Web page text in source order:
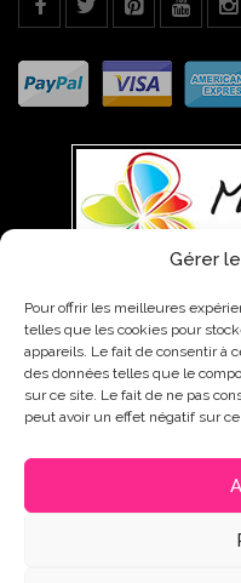
Gérer
Pour offrir les meilleures
telles que les cookies pour
appareils. Le fait de consentir à
des données telles que le
sur ce site. Le fait de ne pas
peut avoir un effet négatif sur
WEST INDIES TRADING, 01
ABYMES0590 85 12 01
© 2024 MILFLEURS. All Rights